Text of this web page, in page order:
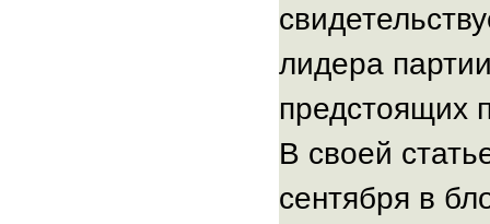
лидера
предстоящих
В своей
сентября в